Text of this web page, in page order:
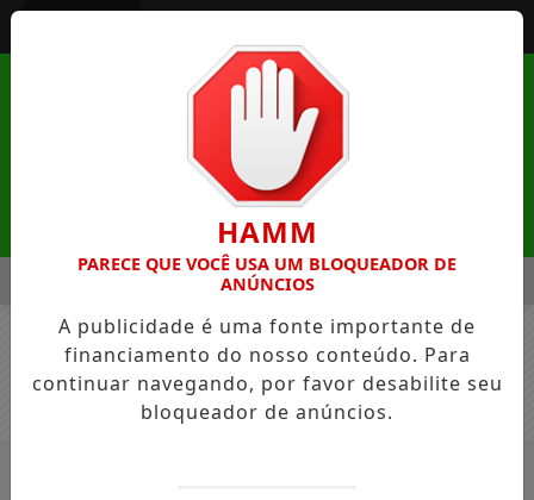
NATUREZA DE MANDAGUAÇU ESTÁ COM INSCRIÇÕES
EM ALTA
HAMM
PARECE QUE VOCÊ USA UM BLOQUEADOR DE
ANÚNCIOS
A publicidade é uma fonte importante de
financiamento do nosso conteúdo. Para
continuar navegando, por favor desabilite seu
bloqueador de anúncios.